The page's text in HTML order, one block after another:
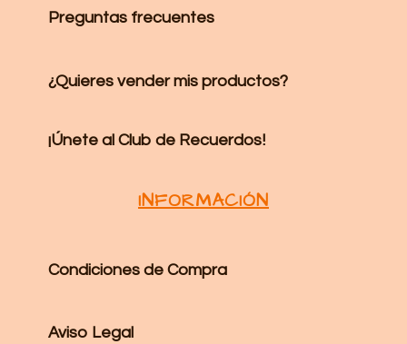
Preguntas frecuentes
¿Quieres vender mis productos?
¡Únete al Club de Recuerdos!
INFORMACIÓN
Condiciones de Compra
Aviso Legal